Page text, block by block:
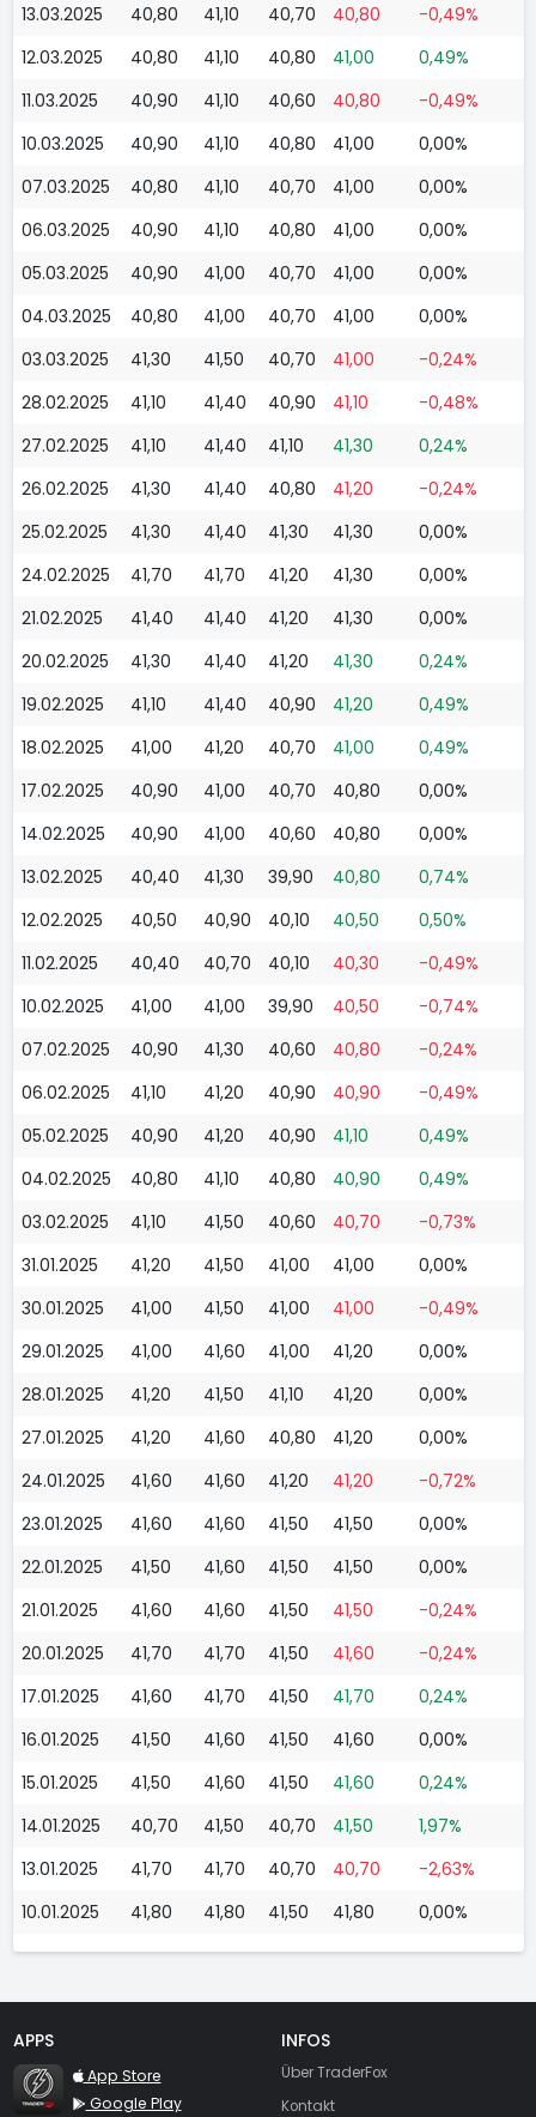
13.03.2025 40,80 41,10 40,70 40,80
-0,49%
12.03.2025
40,80 41,10 40,80 41,00
0,49%
11.03.2025
40,90 41,10 40,60 40,80
-0,49%
10.03.2025
40,90 41,10 40,80 41,00
0,00%
07.03.2025
40,80 41,10 40,70 41,00
0,00%
06.03.2025
40,90 41,10 40,80 41,00
0,00%
05.03.2025
40,90 41,00 40,70 41,00
0,00%
04.03.2025
40,80 41,00 40,70 41,00
0,00%
03.03.2025
41,30 41,50 40,70 41,00
-0,24%
28.02.2025
41,10 41,40 40,90 41,10
-0,48%
27.02.2025
41,10 41,40 41,10 41,30
0,24%
26.02.2025
41,30 41,40 40,80 41,20
-0,24%
25.02.2025
41,30 41,40 41,30 41,30
0,00%
24.02.2025
41,70 41,70 41,20 41,30
0,00%
21.02.2025
41,40 41,40 41,20 41,30
0,00%
20.02.2025
41,30 41,40 41,20 41,30
0,24%
19.02.2025
41,10 41,40 40,90 41,20
0,49%
18.02.2025
41,00 41,20 40,70 41,00
0,49%
17.02.2025
40,90 41,00 40,70 40,80
0,00%
14.02.2025
40,90 41,00 40,60 40,80
0,00%
13.02.2025
40,40 41,30 39,90 40,80
0,74%
12.02.2025
40,50 40,90 40,10 40,50
0,50%
11.02.2025
40,40 40,70 40,10 40,30
-0,49%
10.02.2025
41,00 41,00 39,90 40,50
-0,74%
07.02.2025
40,90 41,30 40,60 40,80
-0,24%
06.02.2025
41,10 41,20 40,90 40,90
-0,49%
05.02.2025
40,90 41,20 40,90 41,10
0,49%
04.02.2025
40,80 41,10 40,80 40,90
0,49%
03.02.2025
41,10 41,50 40,60 40,70
-0,73%
31.01.2025
41,20 41,50 41,00 41,00
0,00%
30.01.2025
41,00 41,50 41,00 41,00
-0,49%
29.01.2025
41,00 41,60 41,00 41,20
0,00%
28.01.2025
41,20 41,50 41,10 41,20
0,00%
27.01.2025
41,20 41,60 40,80 41,20
0,00%
24.01.2025
41,60 41,60 41,20 41,20
-0,72%
23.01.2025
41,60 41,60 41,50 41,50
0,00%
22.01.2025
41,50 41,60 41,50 41,50
0,00%
21.01.2025
41,60 41,60 41,50 41,50
-0,24%
20.01.2025
41,70 41,70 41,50 41,60
-0,24%
17.01.2025
41,60 41,70 41,50 41,70
0,24%
16.01.2025
41,50 41,60 41,50 41,60
0,00%
15.01.2025
41,50 41,60 41,50 41,60
0,24%
14.01.2025
40,70 41,50 40,70 41,50
1,97%
13.01.2025
41,70 41,70 40,70 40,70
-2,63%
10.01.2025
41,80 41,80 41,50 41,80 0,00%
APPS
TraderFox Flash
App Store
Google Play
INFOS
Über TraderFox
Kontakt